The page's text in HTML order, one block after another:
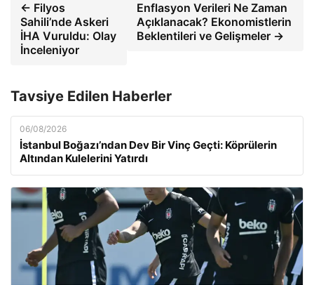
← Filyos
Sahili’nde Askeri
İHA Vuruldu: Olay
İnceleniyor
Enflasyon Verileri Ne Zaman
Açıklanacak? Ekonomistlerin
Beklentileri ve Gelişmeler →
Tavsiye Edilen Haberler
06/08/2026
İstanbul Boğazı’ndan Dev Bir Vinç Geçti: Köprülerin
Altından Kulelerini Yatırdı